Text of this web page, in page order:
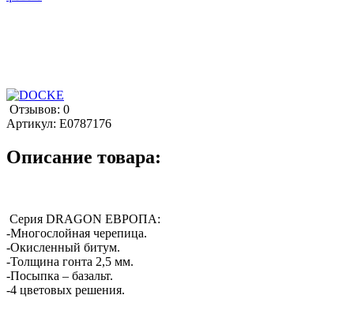
Отзывов: 0
Артикул: E0787176
Описание товара:
Серия DRAGON ЕВРОПА:
-Многослойная черепица.
-Окисленный битум.
-Толщина гонта 2,5 мм.
-Посыпка – базальт.
-4 цветовых решения.